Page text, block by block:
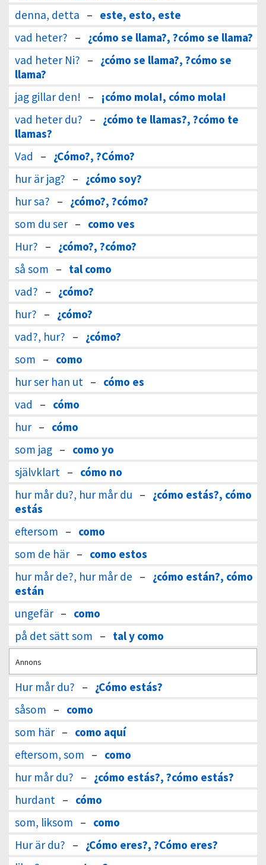
denna, detta – este, esto, este
vad heter? – ¿cómo se llama?, ?cómo se llama?
vad heter Ni? – ¿cómo se llama?, ?cómo se
llama?
jag gillar den! –
¡cómo mola!, cómo mola!
vad heter du? – ¿cómo te llamas?, ?cómo te
llamas?
Vad
– ¿Cómo?, ?Cómo?
hur är jag? – ¿cómo soy?
hur sa? – ¿cómo?, ?cómo?
som du ser – como ves
Hur? – ¿cómo?, ?cómo?
så som – tal como
vad? – ¿cómo?
hur? – ¿cómo?
vad?, hur? – ¿cómo?
som – como
hur ser han ut – cómo es
vad
– cómo
hur – cómo
som jag – como yo
självklart – cómo no
hur mår du?, hur mår du – ¿cómo estás?, cómo
estás
eftersom – como
som de här – como estos
hur mår de?, hur mår de – ¿cómo están?, cómo
están
ungefär – como
på det sätt som – tal y como
Annons
Hur mår du? – ¿Cómo estás?
såsom – como
som här – como aquí
eftersom, som – como
hur mår du? – ¿cómo estás?, ?cómo estás?
hurdant – cómo
som, liksom – como
Hur är du? – ¿Cómo eres?, ?Cómo eres?